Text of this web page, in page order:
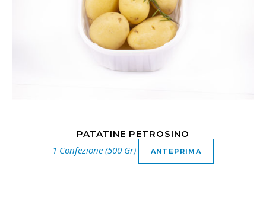
PATATINE PETROSINO
1 Confezione (500 Gr) ANTEPRIMA